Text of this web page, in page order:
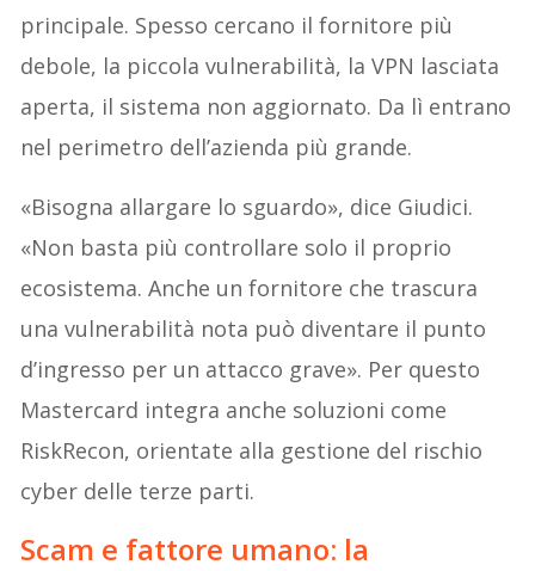
principale. Spesso cercano il fornitore più
debole, la piccola vulnerabilità, la VPN lasciata
aperta, il sistema non aggiornato. Da lì entrano
nel perimetro dell’azienda più grande.
«Bisogna allargare lo sguardo», dice Giudici.
«Non basta più controllare solo il proprio
ecosistema. Anche un fornitore che trascura
una vulnerabilità nota può diventare il punto
d’ingresso per un attacco grave». Per questo
Mastercard integra anche soluzioni come
RiskRecon, orientate alla gestione del rischio
cyber delle terze parti.
Scam e fattore umano: la